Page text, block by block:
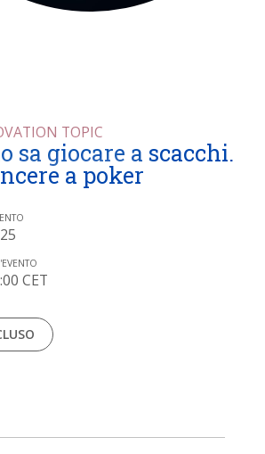
TOPIC
sa giocare a scacchi.
a poker
CET